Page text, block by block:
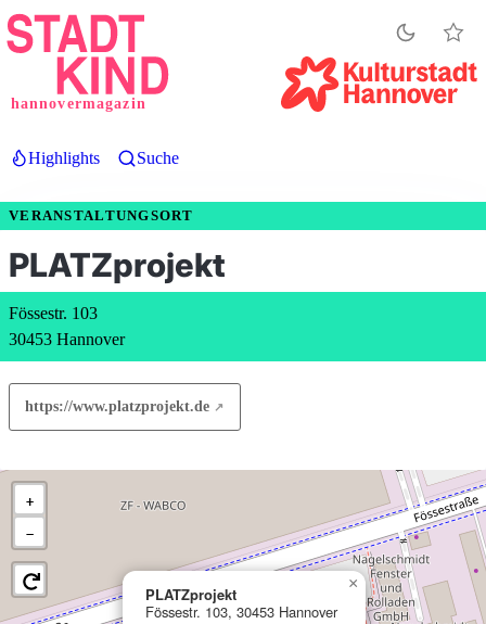
Direkt
zum
hannovermagazin
Highlights Suche
VERANSTALTUNGSORT
PLATZprojekt
Fössestr. 103
30453 Hannover
https://www.platzprojekt.de
PLATZprojekt
Fössestr. 103, 30453 Hannover
×
+
−